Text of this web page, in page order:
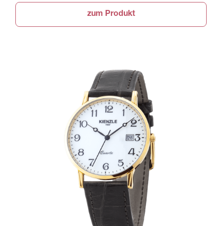
zum Produkt